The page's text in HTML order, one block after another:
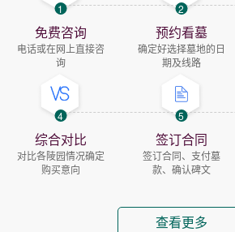
1
免费咨询
电话或在网上直接咨
询
2
预约看墓
确定好选择墓地的日
期及线路
4
综合对比
对比各陵园情况确定
购买意向
5
签订合同
签订合同、支付墓
款、确认碑文
查看更多